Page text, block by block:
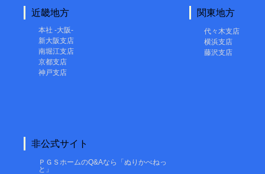
近畿地方
本社 -大阪-
新大阪支店
南堀江支店
京都支店
神戸支店
関東地方
代々木支店
横浜支店
藤沢支店
非公式サイト
ＰＧＳホームのQ&Aなら「ぬりかべねっ
と」